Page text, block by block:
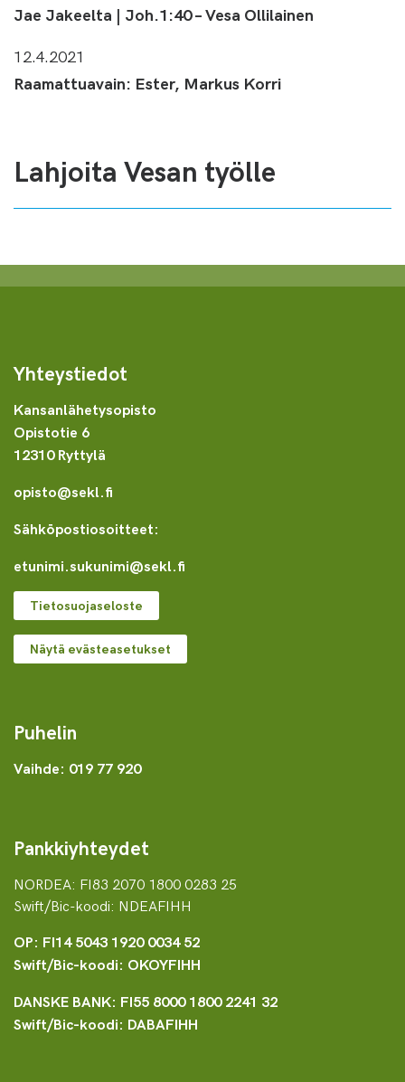
Jae Jakeelta | Joh.1:40 – Vesa Ollilainen
12.4.2021
Raamattuavain: Ester, Markus Korri
Lahjoita Vesan työlle
Yhteystiedot
Kansanlähetysopisto
Opistotie 6
12310 Ryttylä
opisto@sekl.fi
Sähköpostiosoitteet:
etunimi.sukunimi@sekl.fi
Tietosuojaseloste
Näytä evästeasetukset
Puhelin
Vaihde: 019 77 920
Pankkiyhteydet
NORDEA: FI83 2070 1800 0283 25
Swift/Bic-koodi: NDEAFIHH
OP: FI14 5043 1920 0034 52
Swift/Bic-koodi: OKOYFIHH
DANSKE BANK: FI55 8000 1800 2241 32
Swift/Bic-koodi: DABAFIHH